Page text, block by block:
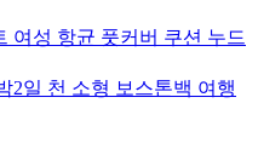
여성 항균 풋커버 쿠션 누드
2일 천 소형 보스톤백 여행